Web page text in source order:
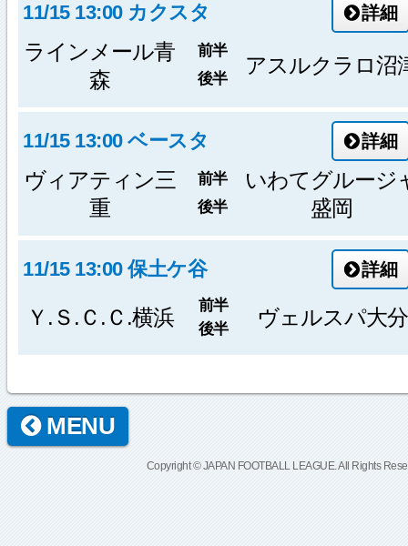
11/15 13:00 カクスタ 詳細
ラインメール青
森
前半
アスルクラロ沼
後半
11/15 13:00 ベースタ 詳細
ヴィアティン三
重
前半
いわてグルージ
盛岡
後半
11/15 13:00 保土ケ谷 詳細
Ｙ.Ｓ.Ｃ.Ｃ.横浜 前半 ヴェルスパ大分
後半
MENU
Copyright © JAPAN FOOTBALL LEAGUE. All Rights